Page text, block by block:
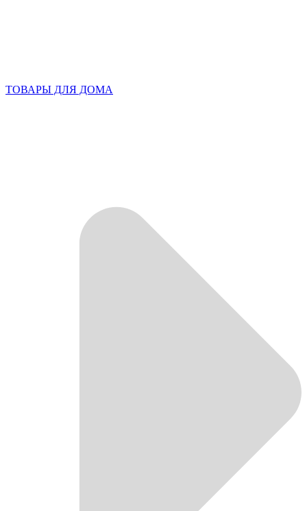
ТОВАРЫ ДЛЯ ДОМА